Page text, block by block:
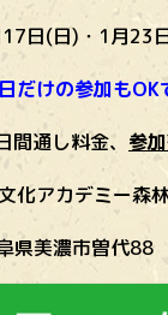
日(日)・1月23日
だけの参加もOK
通し料金、 参
化アカデミー森
濃市曽代88